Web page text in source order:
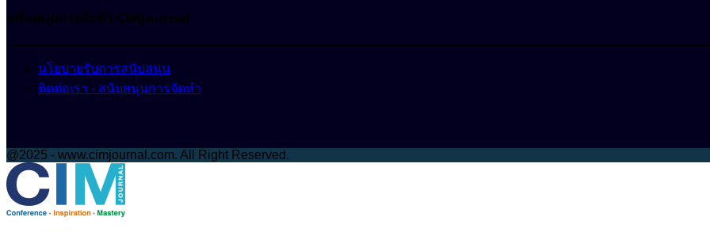
สนับสนุนการจัดทำ CIMjournal
นโยบายรับการสนับสนุน
ติดต่อเรา - สนับสนุนการจัดทำ
@2025 - www.cimjournal.com. All Right Reserved.